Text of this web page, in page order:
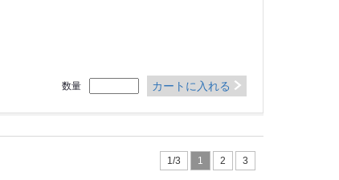
数量 カートに入れる
1/3 1 2 3